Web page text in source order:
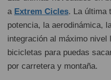
a Extrem Cicles. La última
potencia, la aerodinámica,
integración al máximo nivel
bicicletas para puedas
por carretera y montaña.